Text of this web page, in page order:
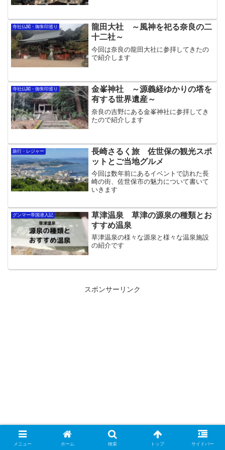
寺社仏閣・御朱印巡り
龍田大社 ～風神を祀る奈良の二
十二社～
今回は奈良の龍田大社に参拝してきたの
で紹介します
寺社仏閣・御朱印巡り
金峯神社 ～源義経ゆかりの塔を
有する世界遺産～
奈良の吉野にある金峯神社に参拝してき
たので紹介します
旅行・レジャー
長崎さるく旅 佐世保の観光スポ
ットとご当地グルメ
今回は数年前にあるイベントで訪れた長
崎の街、佐世保市の魅力について書いて
いきます
グンマー帝国潜入記
草津温泉 草津の源泉の種類とお
すすめ温泉
草津温泉の様々な源泉と様々な温泉施設
の紹介です
スポンサーリンク
メニュー ホーム 検索 トップ サイドバー